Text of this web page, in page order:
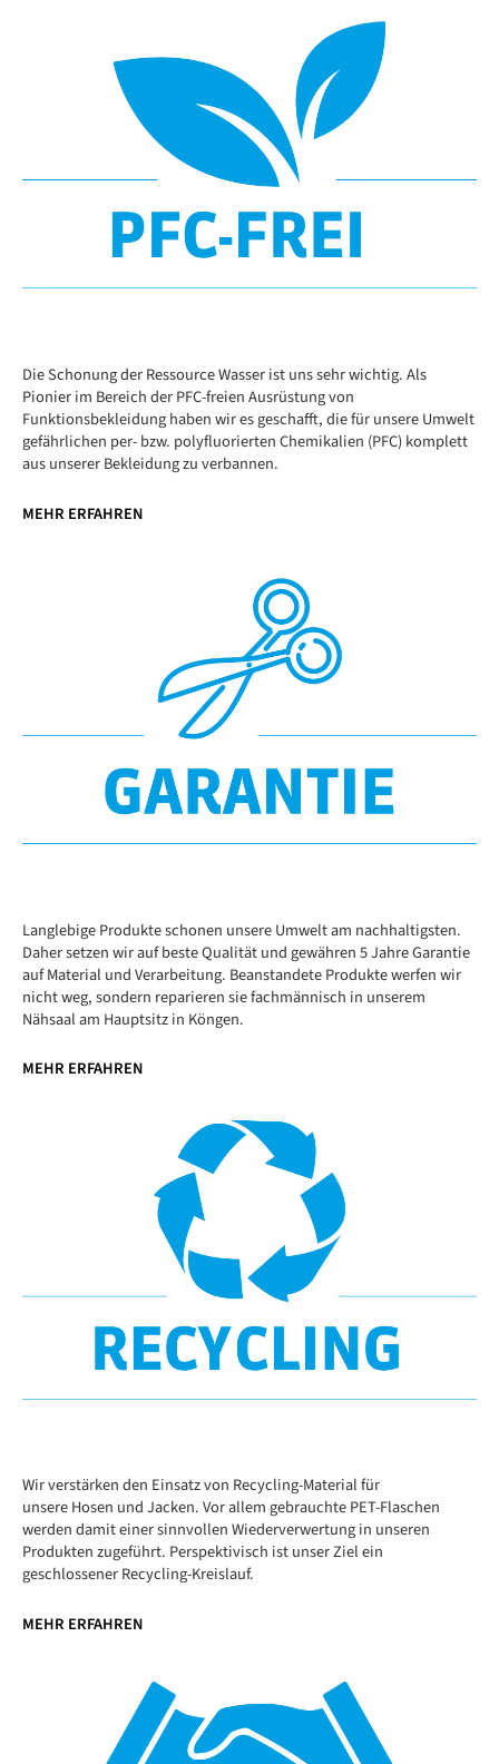
Die Schonung der Ressource Wasser ist uns sehr wichtig. Als
Pionier im Bereich der PFC-freien Ausrüstung von
Funktionsbekleidung haben wir es geschafft, die für unsere Umwelt
gefährlichen per- bzw. polyfluorierten Chemikalien (PFC) komplett
aus unserer Bekleidung zu verbannen.
MEHR ERFAHREN
Langlebige Produkte schonen unsere Umwelt am nachhaltigsten.
Daher setzen wir auf beste Qualität und gewähren 5 Jahre Garantie
auf Material und Verarbeitung. Beanstandete Produkte werfen wir
nicht weg, sondern reparieren sie fachmännisch in unserem
Nähsaal am Hauptsitz in Köngen.
MEHR ERFAHREN
Wir verstärken den Einsatz von Recycling-Material für
unsere Hosen und Jacken. Vor allem gebrauchte PET-Flaschen
werden damit einer sinnvollen Wiederverwertung in unseren
Produkten zugeführt. Perspektivisch ist unser Ziel ein
geschlossener Recycling-Kreislauf.
MEHR ERFAHREN